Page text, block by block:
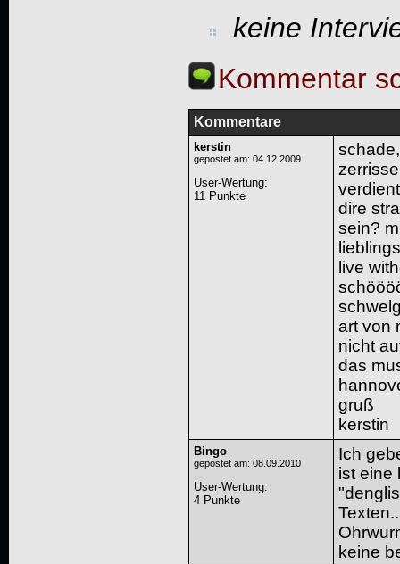
keine
Kommentar
Kommentare
kerstin
gepostet am: 04.12.2009
User-Wertung:
11 Punkte
dire
sein?
live
art von
nicht
das
gruß
kerstin
Bingo
gepostet am: 08.09.2010
User-Wertung:
4 Punkte
Ich
ist eine
keine